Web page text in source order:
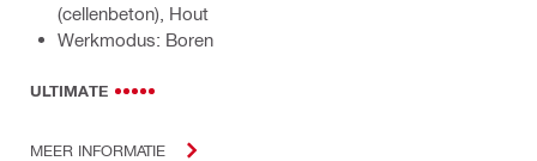
(cellenbeton), Hout
Werkmodus: Boren
ULTIMATE
MEER INFORMATIE